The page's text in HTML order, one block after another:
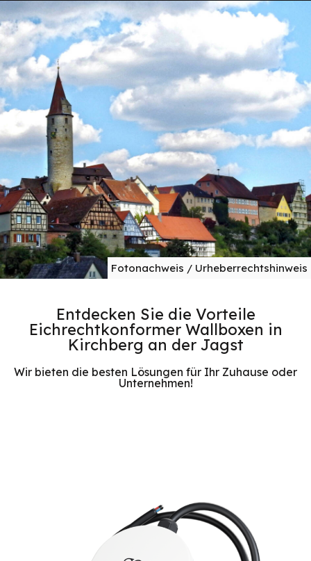
Fotonachweis / Urheberrechtshinweis
Entdecken Sie die Vorteile
Eichrechtkonformer Wallboxen in
Kirchberg an der Jagst
Wir bieten die besten Lösungen für Ihr Zuhause oder
Unternehmen!